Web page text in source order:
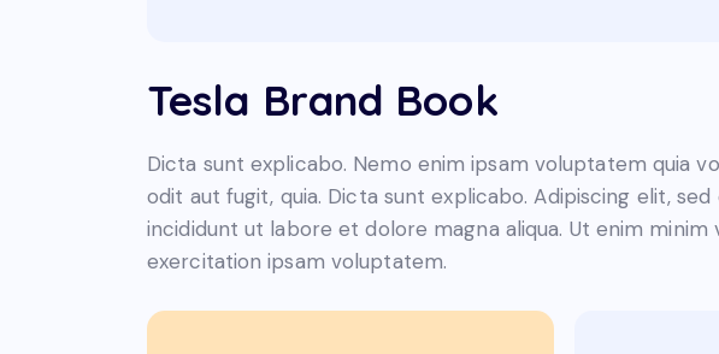
Tesla Brand Book
Dicta sunt explicabo. Nemo enim ipsam voluptatem quia
odit aut fugit, quia. Dicta sunt explicabo. Adipiscing elit,
incididunt ut labore et dolore magna aliqua. Ut enim minim
exercitation ipsam voluptatem.